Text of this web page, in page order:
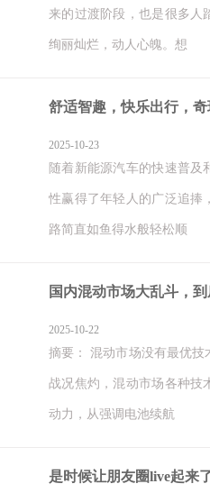
来的过渡阶段，也是很多人
绚丽灿烂，动人心魄。想
舒适智趣，快乐出行，
2025-10-23
随着新能源汽车的快速普
性赢得了年轻人的广泛追捧
路简直如鱼得水般轻松顺
国内混动市场大乱斗，
2025-10-22
摘要： 混动市场没有最优
战况焦灼，混动市场各种技
动力，从强调电池续航
是时候让朋友圈live起来